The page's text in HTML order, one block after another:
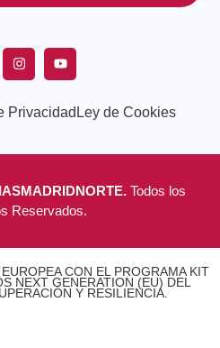
Privacidad Ley de Cookies
Todos los
Reservados.
CON EL PROGRAMA KIT
NEXT GENERATION (EU) DEL
Y RESILIENCIA.